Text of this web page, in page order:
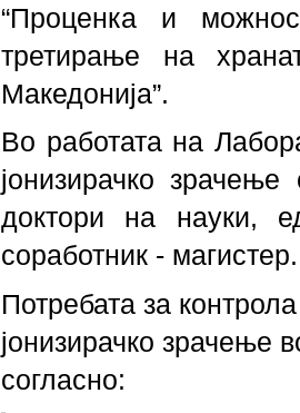
“Проценка и
третирање на
Македонија”.
Во работата на
јонизирачко
доктори на науки,
соработник - магистер.
Потребата за
јонизирачко зрачење
согласно: